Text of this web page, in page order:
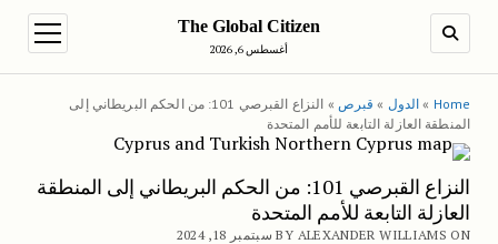
SEARCH
The Global Citizen
أغسطس 6, 2026
menu
Home
» الدول » قبرص »
النزاع القبرصي 101: من الحكم البريطاني إلى
المنطقة العازلة التابعة للأمم المتحدة
النزاع القبرصي 101: من الحكم البريطاني إلى المنطقة
العازلة التابعة للأمم المتحدة
BY ALEXANDER WILLIAMS ON سبتمبر 18, 2024